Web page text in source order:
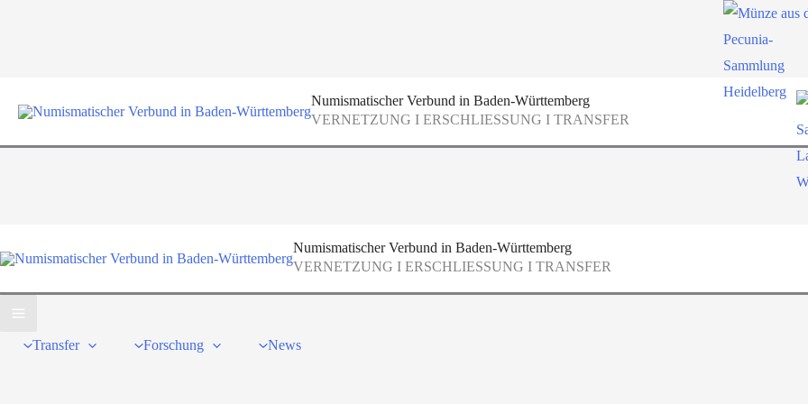
Numismatischer Verbund in Baden-Württemberg
VERNETZUNG I ERSCHLIESSUNG I TRANSFER
Numismatischer Verbund in Baden-Württemberg
VERNETZUNG I ERSCHLIESSUNG I TRANSFER
Transfer Forschung News